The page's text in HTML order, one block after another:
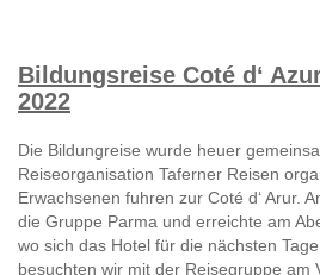
Bildungsreise Coté d‘
2022
Die Bildungreise wurde heuer
Reiseorganisation Taferner Reisen
Erwachsenen fuhren zur Coté d‘ Arur.
die Gruppe Parma und erreichte am
wo sich das Hotel für die nächsten
besuchten wir mit der Reisegruppe am